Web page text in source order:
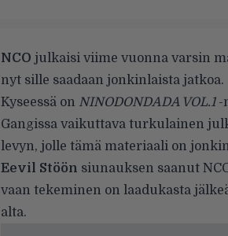
NCO julkaisi viime vuonna varsin
nyt sille saadaan jonkinlaista jatkoa.
Kyseessä on NINODONDADA VOL.1-
Gangissa vaikuttava turkulainen
levyn, jolle tämä materiaali on
Eevil Stöön siunauksen saanut
vaan tekeminen on laadukasta
alta.